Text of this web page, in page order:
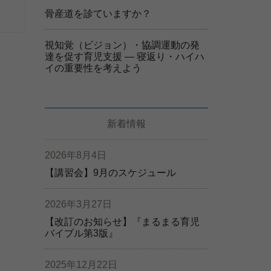
骨産道を診ていますか？
視知覚（ビジョン）・協調運動の発
達を促す育児支援 ― 寝返り・ハイハ
イの重要性を考えよう
新着情報
2026年8月4日
【講習会】9月のスケジュール
2026年3月27日
【改訂のお知らせ】『まるまる育児
バイブル第3版』
2025年12月22日